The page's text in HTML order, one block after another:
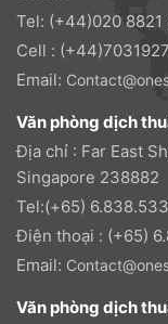
Tel: (+44)020 8821
Cell :
Email:
Văn phòng dịch
Địa chỉ : Far East
Singapore 238882
Tel:(+65)
Điện thoại : (+65)
Email:
Văn phòng dịch